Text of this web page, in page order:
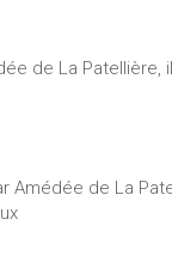
de La Patellière,
Amédée de La